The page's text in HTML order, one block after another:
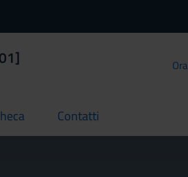
Contatti
current